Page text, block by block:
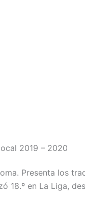
2019 – 2020
Presenta los
en La Liga,